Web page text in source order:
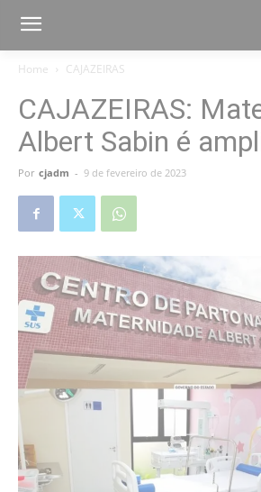
Home CAJAZEIRAS
CAJAZEIRAS:
Albert Sabin é
Por cjadm - 9 de fevereiro de 2023